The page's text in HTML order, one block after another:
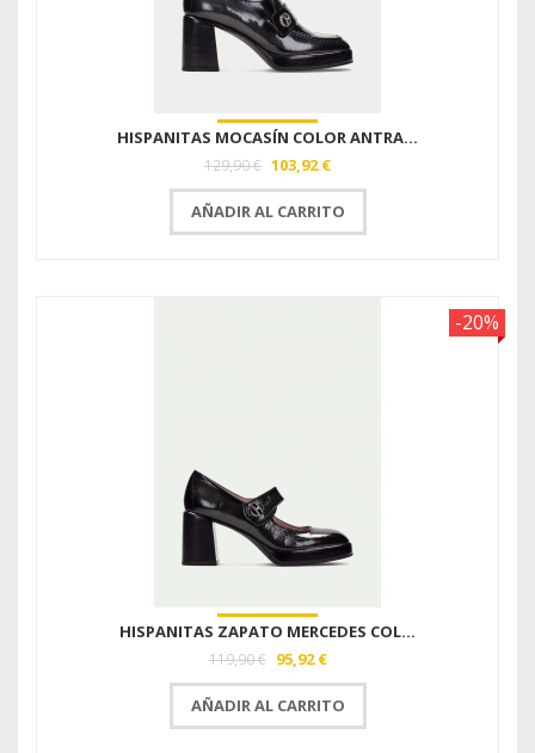
HISPANITAS MOCASÍN COLOR ANTRA...
129,90 € 103,92 €
AÑADIR AL CARRITO
-20%
HISPANITAS ZAPATO MERCEDES COL...
119,90 € 95,92 €
AÑADIR AL CARRITO